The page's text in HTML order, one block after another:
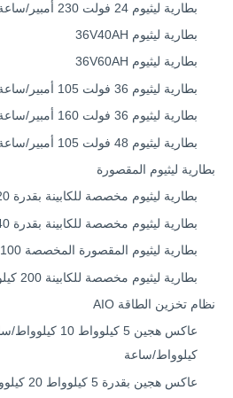
بطارية ليثيوم 24 فولت 230 أمبير/ساعة
بطارية ليثيوم 36V40AH
بطارية ليثيوم 36V60AH
بطارية ليثيوم 36 فولت 105 أمبير/ساعة
بطارية ليثيوم 36 فولت 160 أمبير/ساعة
بطارية ليثيوم 48 فولت 105 أمبير/ساعة
بطارية ليثيوم المقصورة
بطارية ليثيوم مخصصة للكابينة بقدرة 20 كيلو وات/ساعة
بطارية ليثيوم مخصصة للكابينة بقدرة 40 كيلو وات/ساعة
بطارية ليثيوم المقصورة المخصصة 100 كيلو وات/ساعة
بطارية ليثيوم مخصصة للكابينة 200 كيلو وات/ساعة
نظام تخزين الطاقة AIO
كيلوواط/ساعة
عاكس هجين بقدرة 5 كيلوواط 20 كيلوواط/ساعة بطارية ليثيوم